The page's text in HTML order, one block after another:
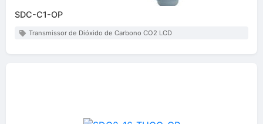
SDC-C1-OP
Transmissor de Dióxido de Carbono CO2 LCD